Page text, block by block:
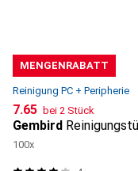
MENGENRABATT
Reinigung PC + Peripherie
CHF
7.65 bei 2 Stück
Gembird
100x